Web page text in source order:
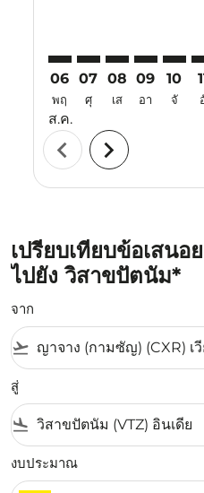
06
พฤ
ส.ค.
07
ศุ
08
เส
09
อา
10
จั
chevron_left chevron_right
เปรียบเทียบข้อเสน
ไปยัง วิสาขปัตนัม*
จาก
flight_takeoff
สู่
flight_land
งบประมาณ